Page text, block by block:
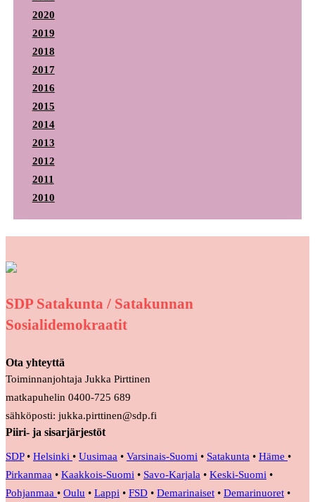
2020
2019
2018
2017
2016
2015
2014
2013
2012
2011
2010
SDP Satakunta / Satakunnan
Sosialidemokraatit
Ota yhteyttä
Toiminnanjohtaja Jukka Pirttinen
matkapuhelin 0400-725 689
sähköposti: jukka.pirttinen@sdp.fi
Piiri- ja sisarjärjestöt
SDP• Helsinki • Uusimaa • Varsinais-Suomi • Satakunta • Häme •
Pirkanmaa • Kaakkois-Suomi • Savo-Karjala • Keski-Suomi •
Pohjanmaa • Oulu • Lappi • FSD • Demarinaiset • Demarinuoret •